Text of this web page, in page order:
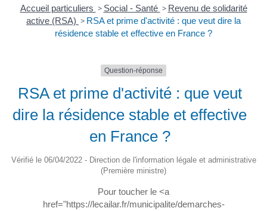
Accueil particuliers > Social - Santé > Revenu de solidarité
active (RSA) > RSA et prime d'activité : que veut dire la
résidence stable et effective en France ?
Question-réponse
RSA et prime d'activité : que veut
dire la résidence stable et effective
en France ?
Vérifié le 06/04/2022 - Direction de l'information légale et administrative
(Première ministre)
Pour toucher le <a
href="https://lecailar.fr/municipalite/demarches-